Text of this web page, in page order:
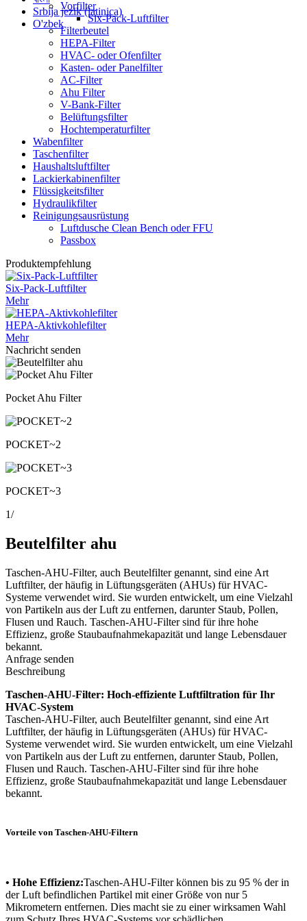
Srbija jezik (latinica)
O'zbek
Vorfilter
Six-Pack-Luftfilter
Filterbeutel
HEPA-Filter
HVAC- oder Ofenfilter
Kasten- oder Panelfilter
AC-Filter
Ahu Filter
V-Bank-Filter
Belüftungsfilter
Hochtemperaturfilter
Wabenfilter
Taschenfilter
Haushaltsluftfilter
Lackierkabinenfilter
Flüssigkeitsfilter
Hydraulikfilter
Reinigungsausrüstung
Luftdusche Clean Bench oder FFU
Passbox
Produktempfehlung
Six-Pack-Luftfilter
Mehr
HEPA-Aktivkohlefilter
Mehr
Nachricht senden
Pocket Ahu Filter
POCKET~2
POCKET~3
1/
Beutelfilter ahu
Taschen-AHU-Filter, auch Beutelfilter genannt, sind eine Art
Luftfilter, der häufig in Lüftungsgeräten (AHUs) für HVAC-
Systeme verwendet wird. Sie wurden entwickelt, um eine Vielzahl
von Partikeln aus der Luft zu entfernen, darunter Staub, Pollen,
Flusen und Rauch. Taschen-AHU-Filter sind für ihre hohe
Effizienz, große Staubaufnahmekapazität und lange Lebensdauer
bekannt.
Anfrage senden
Beschreibung
Taschen-AHU-Filter: Hoch-effiziente Luftfiltration für Ihr
HVAC-System
Taschen-AHU-Filter, auch Beutelfilter genannt, sind eine Art
Luftfilter, der häufig in Lüftungsgeräten (AHUs) für HVAC-
Systeme verwendet wird. Sie wurden entwickelt, um eine Vielzahl
von Partikeln aus der Luft zu entfernen, darunter Staub, Pollen,
Flusen und Rauch. Taschen-AHU-Filter sind für ihre hohe
Effizienz, große Staubaufnahmekapazität und lange Lebensdauer
bekannt.
Vorteile von Taschen-AHU-Filtern
• Hohe Effizienz:Taschen-AHU-Filter können bis zu 95 % der in
der Luft befindlichen Partikel mit einer Größe von nur 5
Mikrometern entfernen. Dies macht sie zu einer wirksamen Wahl